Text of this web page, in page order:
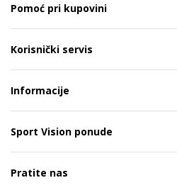
Pomoć pri kupovini
Korisnički servis
Informacije
Sport Vision ponude
Pratite nas